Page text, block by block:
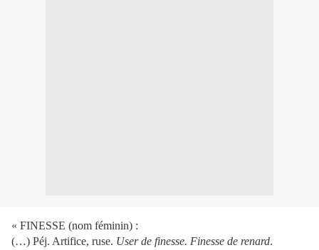
« FINESSE (nom féminin) :
(…) Péj. Artifice, ruse. User de finesse. Finesse de renard.